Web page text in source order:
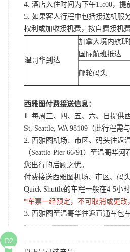
4. 酒店入住时间为下午15:00，
5. 如果客人行程中包括接送机服
权利或加收接机费，按自费接机
温哥华到达
加拿大境内航班
国际航班抵达
邮轮码头
西雅图付费接送信息：
1. 每周三、四、五、六、日提供
St, Seattle, WA 98109（此行程
2. 西雅图机场、市区、码头往返
（Seattle-Pier 66/91）至温哥华
您出行的后顾之忧。
付费接送西雅图机场、市区、码
Quick Shuttle的车程一般在4-5小
*车票一经预定，不可取消或更
3. 西雅图至温哥华往返直通车包
D2